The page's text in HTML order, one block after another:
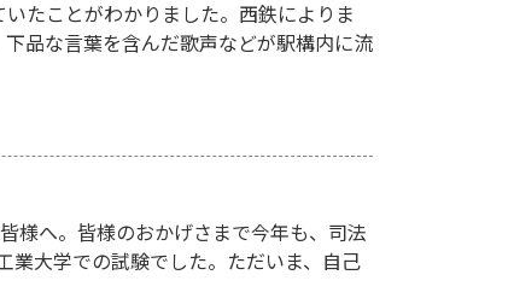
たことがわかりました。西鉄によりま
品な言葉を含んだ歌声などが駅構内に流
様へ。皆様のおかげさまで今年も、司法
業大学での試験でした。ただいま、自己